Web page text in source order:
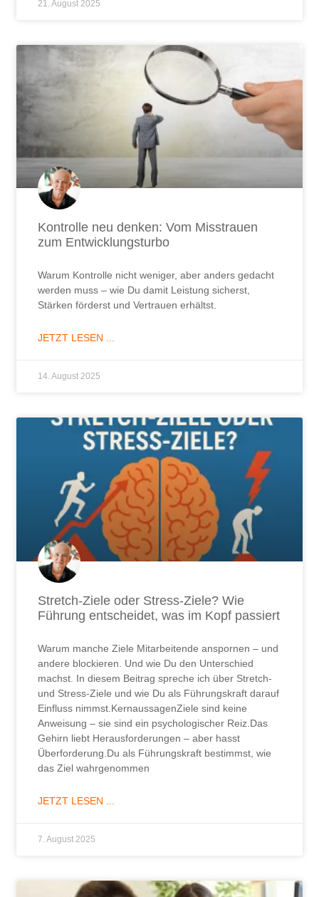
21. August 2025
Kontrolle neu denken: Vom Misstrauen
zum Entwicklungsturbo
Warum Kontrolle nicht weniger, aber anders gedacht
werden muss – wie Du damit Leistung sicherst,
Stärken förderst und Vertrauen erhältst.
JETZT LESEN ...
14. August 2025
Stretch-Ziele oder Stress-Ziele? Wie
Führung entscheidet, was im Kopf passiert
Warum manche Ziele Mitarbeitende anspornen – und
andere blockieren. Und wie Du den Unterschied
machst. In diesem Beitrag spreche ich über Stretch-
und Stress-Ziele und wie Du als Führungskraft darauf
Einfluss nimmst.KernaussagenZiele sind keine
Anweisung – sie sind ein psychologischer Reiz.Das
Gehirn liebt Herausforderungen – aber hasst
Überforderung.Du als Führungskraft bestimmst, wie
das Ziel wahrgenommen
JETZT LESEN ...
7. August 2025